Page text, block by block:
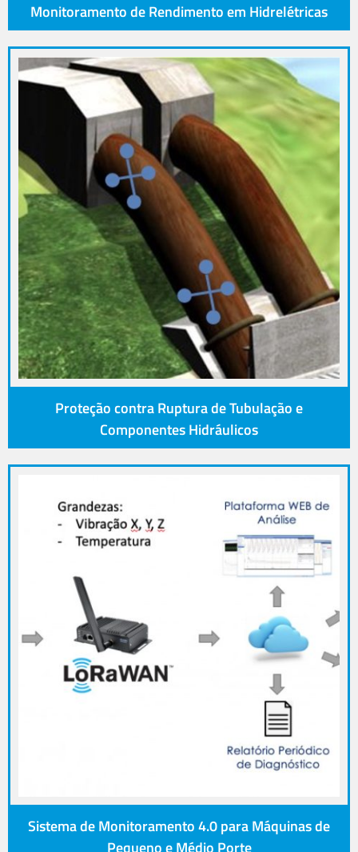
Monitoramento de Rendimento em Hidrelétricas
Proteção contra Ruptura de Tubulação e
Componentes Hidráulicos
Sistema de Monitoramento 4.0 para Máquinas de
Pequeno e Médio Porte